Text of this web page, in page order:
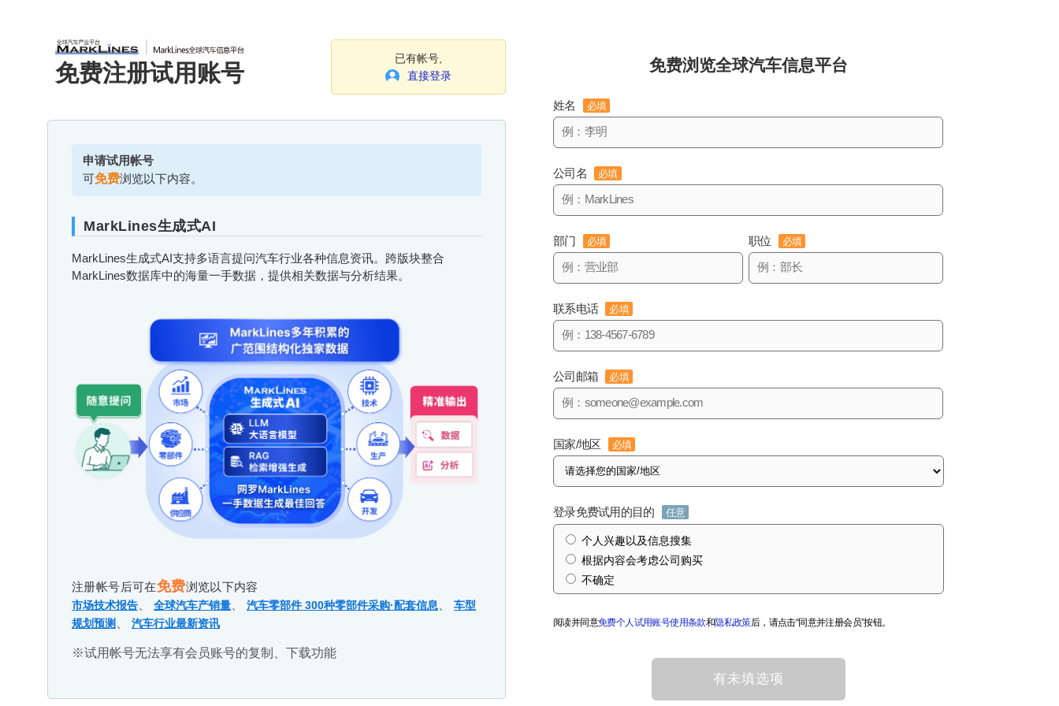
免费注册试用账号
已有帐号,
直接登录
申请试用帐号
可免费浏览以下内容。
MarkLines生成式AI
MarkLines生成式AI支持多语言提问汽车行业各种信息资讯。跨版块整合
MarkLines数据库中的海量一手数据，提供相关数据与分析结果。
注册帐号后可在免费浏览以下内容
市场技术报告 全球汽车产销量 汽车零部件 300种零部件采购·配套信息
车型
规划预测
汽车行业最新资讯
※试用帐号无法享有会员账号的复制、下载功能
免费浏览全球汽车信息平台
姓名 必填
公司名 必填
部门 必填 职位 必填
联系电话 必填
公司邮箱 必填
国家/地区 必填
登录免费试用的目的 任意
个人兴趣以及信息搜集
根据内容会考虑公司购买
不确定
阅读并同意免费个人试用账号使用条款和隐私政策后，请点击“同意并注册会员”按钮。